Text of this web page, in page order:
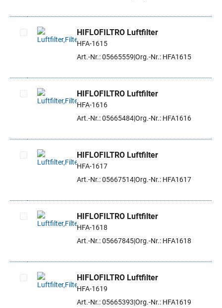
Artikel auswählen
HIFLOFILTRO Luftfilter
HFA-1615
Art.-Nr.: 05665559 Org.-Nr.: HFA1615
Artikel auswählen
HIFLOFILTRO Luftfilter
HFA-1616
Art.-Nr.: 05665484Org.-Nr.: HFA1616
Artikel auswählen
HIFLOFILTRO Luftfilter
HFA-1617
Art.-Nr.: 05667514Org.-Nr.: HFA1617
Artikel auswählen
HIFLOFILTRO Luftfilter
HFA-1618
Art.-Nr.: 05667845Org.-Nr.: HFA1618
Artikel auswählen
HIFLOFILTRO Luftfilter
HFA-1619
Art.-Nr.: 05665393 Org.-Nr.: HFA1619